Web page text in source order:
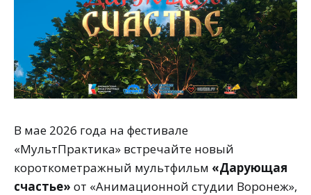
В мае 2026 года на фестивале
«МультПрактика» встречайте новый
короткометражный мультфильм «Дарующая
счастье» от «Анимационной студии Воронеж»,